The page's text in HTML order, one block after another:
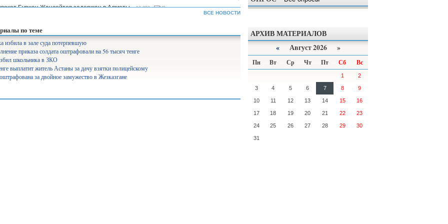
Бурхан Жансейтов задержан в Алматы... 13 298
на комуслуги изменятся в Казахстане... 12 640
Аймағамбетов балалардың қауіпсіздігін қамтамасыз...
мектеп». Ұлттық жоба арқылы 582 мектеп бой көтереді...
лицензиялауды күшейтеміз - министр...
ВСЕ НОВОСТИ
по теме
избила в зале суда потерпевшую
приказа солдата оштрафовали на 56 тысяч тенге
школьника в ЗКО
выплатит житель Астаны за дачу взятки полицейскому
за двойное замужество в Жезказгане
АРХИВ МАТЕРИАЛОВ
«Август 2026 »
Пн Вт Ср Чт Пт Сб Вс
1 2
3 4 5 6 7 8 9
10 11 12 13 14 15 16
17 18 19 20 21 22 23
24 25 26 27 28 29 30
31